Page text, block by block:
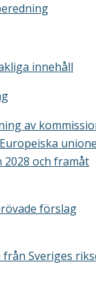
innehåll
av
och framåt
förslag
Sveriges